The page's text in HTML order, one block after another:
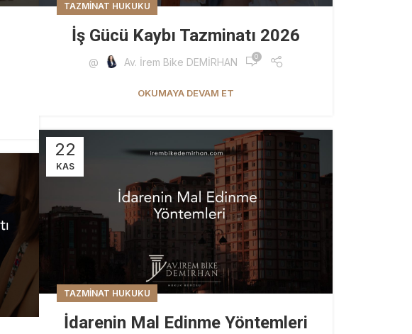
TAZMINAT HUKUKU
İş Gücü Kaybı Tazminatı 2026
@ Av. İrem Bike DEMİRHAN 0
OKUMAYA DEVAM ET
22
KAS
TAZMINAT HUKUKU
İdarenin Mal Edinme Yöntemleri